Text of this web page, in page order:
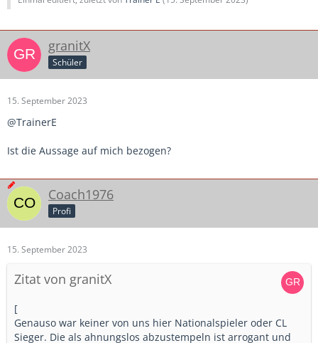
granitX
Schüler
15. September 2023
@TrainerE
Ist die Aussage auf mich bezogen?
Coach1976
Profi
15. September 2023
Zitat von granitX
[
Genauso war keiner von uns hier Nationalspieler oder CL
Sieger. Die als ahnungslos abzustempeln ist arrogant und